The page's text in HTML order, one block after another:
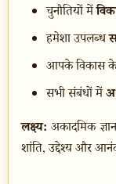
चुनौतियों में
हमेशा उपलब्ध
आपके विकास
सभी संबंधों में
लक्ष्य: अकादमिक
शांति, उद्देश्य और